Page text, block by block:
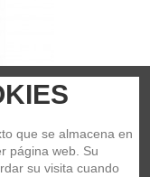
que se almacena en
página web. Su
su visita cuando